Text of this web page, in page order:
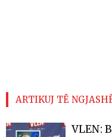
ARTIKUJ TË
VLEN: